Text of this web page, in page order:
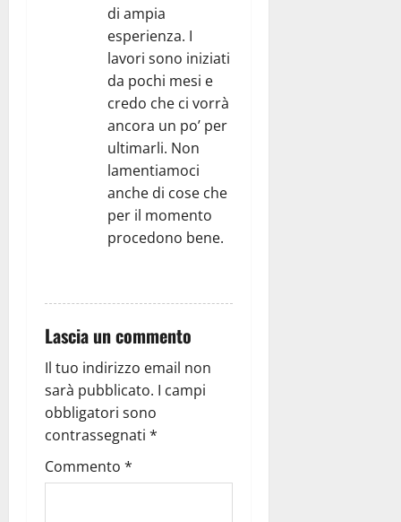
di ampia
esperienza. I
lavori sono iniziati
da pochi mesi e
credo che ci vorrà
ancora un po’ per
ultimarli. Non
lamentiamoci
anche di cose che
per il momento
procedono bene.
Lascia un commento
Il tuo indirizzo email non
sarà pubblicato. I campi
obbligatori sono
contrassegnati *
Commento *